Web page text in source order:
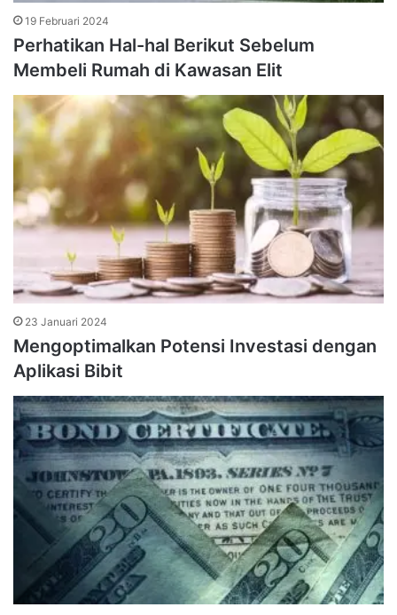
19 Februari 2024
Perhatikan Hal-hal Berikut Sebelum
Membeli Rumah di Kawasan Elit
23 Januari 2024
Mengoptimalkan Potensi Investasi dengan
Aplikasi Bibit